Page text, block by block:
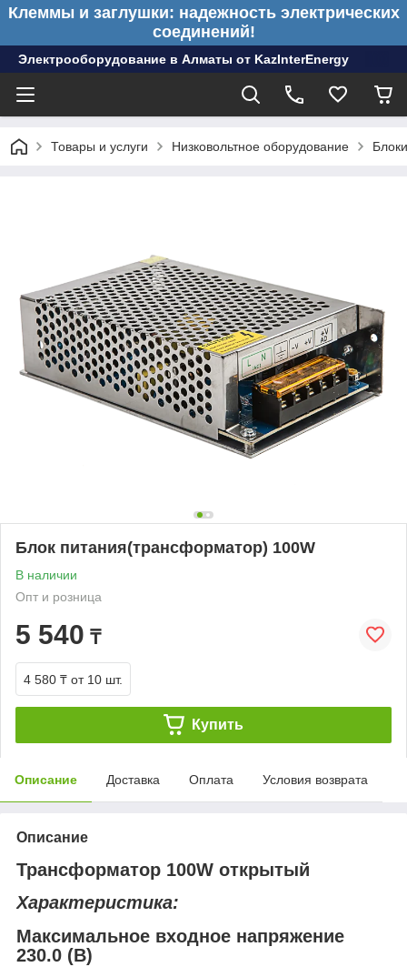
Клеммы и заглушки: надежность электрических
соединений!
Электрооборудование в Алматы от KazInterEnergy
Товары и услуги Низковольтное оборудование
Блок питания(трансформатор) 100W
В наличии
Опт и розница
5 540 ₸
4 580 ₸ от 10 шт.
Купить
Описание Доставка Оплата Условия возврата
Описание
Трансформатор 100W открытый
Характеристика:
Максимальное входное напряжение
230.0 (В)